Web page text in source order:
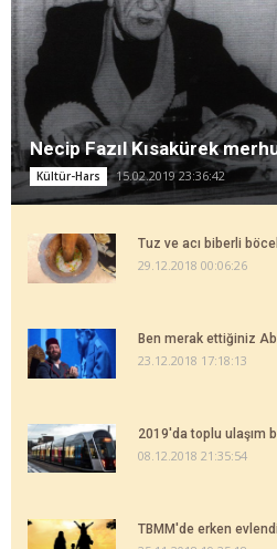
Necip Fazıl Kısakürek
Kültür-Hars 15.02.2019 23:36:42
Tuz ve acı biberli
29.12.2018 00:06:26
Ben merak ettiğiniz
23.12.2018 17:18:13
2019'da toplu ulaşım
08.12.2018 21:35:54
TBMM'de erken